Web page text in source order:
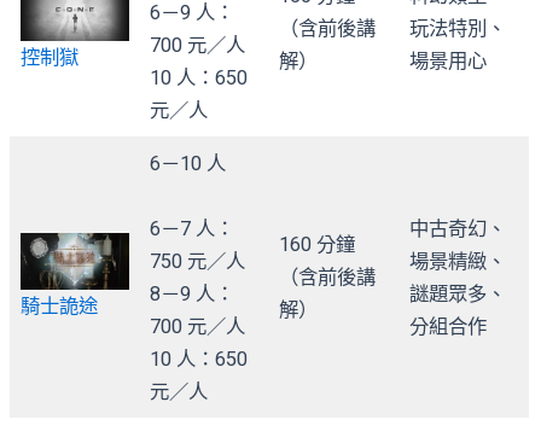
控制獄
6－9 人：
700 元／人
10 人：650
元／人
（含前後講
解）
玩法特別、
場景用心
騎士詭途
6－10 人
6－7 人：
750 元／人
8－9 人：
700 元／人
10 人：650
元／人
160 分鐘
（含前後講
解）
中古奇幻、
場景精緻、
謎題眾多、
分組合作